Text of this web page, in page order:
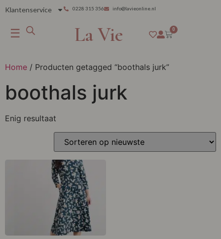
Klantenservice 0228 315 356 info@lavieonline.nl
☰ La Vie 0
Home / Producten getagged “boothals jurk”
boothals jurk
Enig resultaat